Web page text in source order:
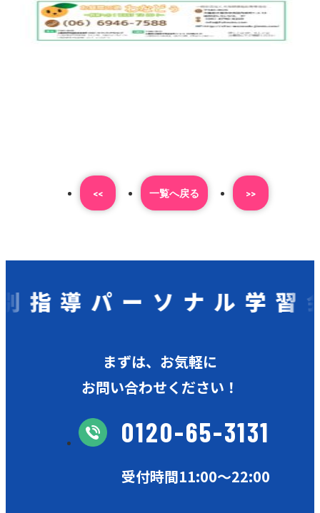
<< ⼀覧へ戻る >>
導パーソナル学習会
まずは、お気軽に
お問い合わせください！
0120-65-3131
受付時間11:00〜22:00